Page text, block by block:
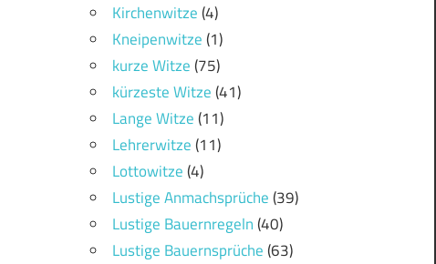
Kirchenwitze(4)
Kneipenwitze(1)
kurze Witze(75)
kürzeste Witze(41)
Lange Witze(11)
Lehrerwitze(11)
Lottowitze(4)
Lustige Anmachsprüche(39)
Lustige Bauernregeln(40)
Lustige Bauernsprüche(63)